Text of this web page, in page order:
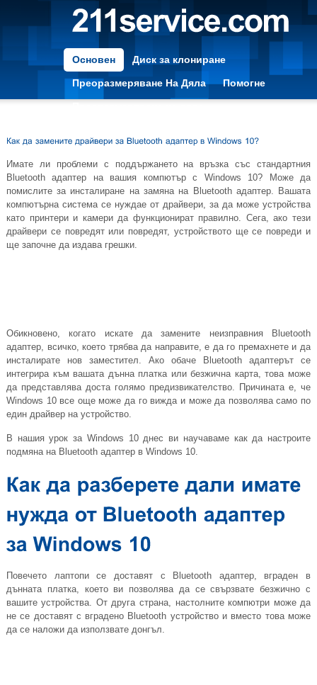
Основен Диск за клониране
Преоразмеряване На Дяла Помогне
Имате ли проблеми с поддържането на връзка със стандартния
Bluetooth адаптер на вашия компютър с Windows 10? Може да
помислите за инсталиране на замяна на Bluetooth адаптер. Вашата
компютърна система се нуждае от драйвери, за да може устройства
като принтери и камери да функционират правилно. Сега, ако тези
драйвери се повредят или повредят, устройството ще се повреди и
ще започне да издава грешки.
Обикновено, когато искате да замените неизправния Bluetooth
адаптер, всичко, което трябва да направите, е да го премахнете и да
инсталирате нов заместител. Ако обаче Bluetooth адаптерът се
интегрира към вашата дънна платка или безжична карта, това може
да представлява доста голямо предизвикателство. Причината е, че
Windows 10 все още може да го вижда и може да позволява само по
един драйвер на устройство.
В нашия урок за Windows 10 днес ви научаваме как да настроите
подмяна на Bluetooth адаптер в Windows 10.
Повечето лаптопи се доставят с Bluetooth адаптер, вграден в
дънната платка, което ви позволява да се свързвате безжично с
вашите устройства. От друга страна, настолните компютри може да
не се доставят с вградено Bluetooth устройство и вместо това може
да се наложи да използвате донгъл.